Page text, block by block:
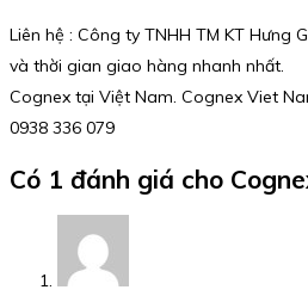
Liên hệ : Công ty TNHH TM KT Hưng
và thời gian giao hàng nhanh nhất.
Cognex tại Việt Nam. Cognex Viet
0938 336 079
Có 1 đánh giá cho